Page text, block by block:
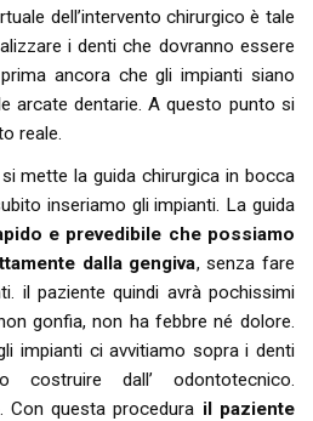
dell’intervento chirurgico è tale
i denti che dovranno essere
ancora che gli impianti siano
arcate dentarie. A questo punto si
reale.
mette la guida chirurgica in bocca
inseriamo gli impianti. La guida
e prevedibile che possiamo
dalla gengiva, senza fare
il paziente quindi avrà pochissimi
gonfia, non ha febbre né dolore.
impianti ci avvitiamo sopra i denti
dall’ odontotecnico.
Con questa procedura il paziente